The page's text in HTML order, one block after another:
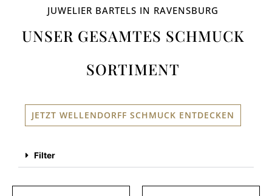
JUWELIER BARTELS IN RAVENSBURG
UNSER GESAMTES SCHMUCK
SORTIMENT
JETZT WELLENDORFF SCHMUCK ENTDECKEN
Filter